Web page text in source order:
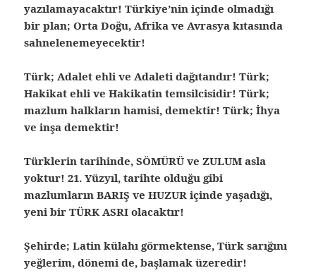
yazılamayacaktır! Türkiye’nin içinde olmadığı
bir plan; Orta Doğu, Afrika ve Avrasya kıtasında
sahnelenemeyecektir!
Türk; Adalet ehli ve Adaleti dağıtandır! Türk;
Hakikat ehli ve Hakikatin temsilcisidir! Türk;
mazlum halkların hamisi, demektir! Türk; İhya
ve inşa demektir!
Türklerin tarihinde, SÖMÜRÜ ve ZULUM asla
yoktur! 21. Yüzyıl, tarihte olduğu gibi
mazlumların BARIŞ ve HUZUR içinde yaşadığı,
yeni bir TÜRK ASRI olacaktır!
Şehirde; Latin külahı görmektense, Türk sarığını
yeğlerim, dönemi de, başlamak üzeredir!